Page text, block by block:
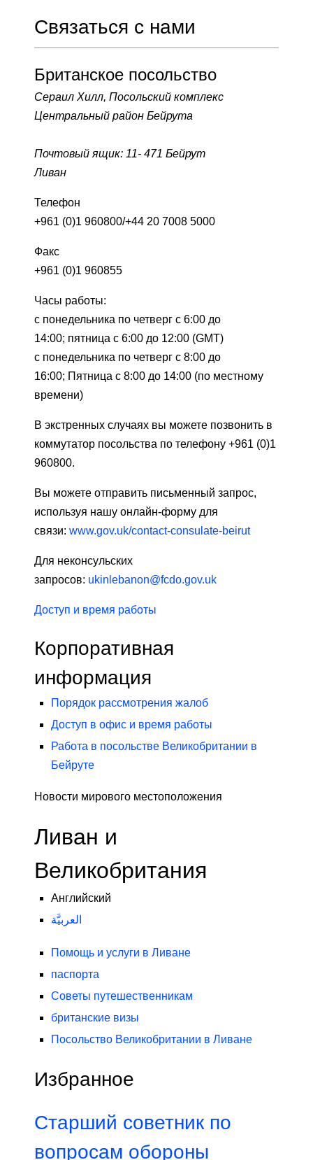
Связаться с нами
Британское посольство
Сераил Хилл, Посольский комплекс
Центральный район Бейрута
Почтовый ящик: 11- 471 Бейрут
Ливан
Телефон
+961 (0)1 960800/+44 20 7008 5000
Факс
+961 (0)1 960855
Часы работы:
с понедельника по четверг с 6:00 до
14:00; пятница с 6:00 до 12:00 (GMT)
с понедельника по четверг с 8:00 до
16:00; Пятница с 8:00 до 14:00 (по местному
времени)
В экстренных случаях вы можете позвонить в
коммутатор посольства по телефону +961 (0)1
960800.
Вы можете отправить письменный запрос,
используя нашу онлайн-форму для
связи: www.gov.uk/contact-consulate-beirut
Для неконсульских
запросов: ukinlebanon@fcdo.gov.uk
Доступ и время работы
Корпоративная
информация
Порядок рассмотрения жалоб
Доступ в офис и время работы
Работа в посольстве Великобритании в
Бейруте
Новости мирового местоположения
Ливан и
Великобритания
Английский
العربيَّة
Помощь и услуги в Ливане
паспорта
Советы путешественникам
британские визы
Посольство Великобритании в Ливане
Избранное
Старший советник по
вопросам обороны